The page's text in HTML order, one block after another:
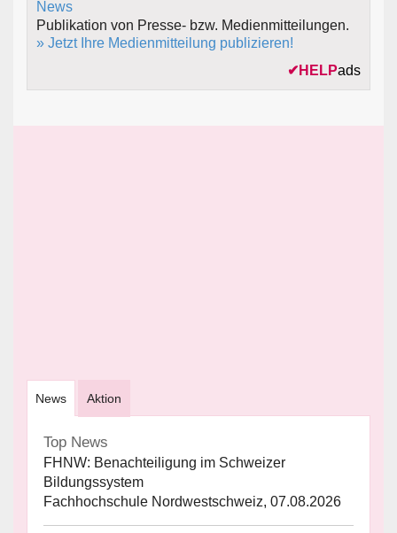
Publikation von Presse- bzw. Medienmitteilungen.
» Jetzt Ihre Medienmitteilung publizieren!
✔ HELPads
News Aktion
Top News
FHNW: Benachteiligung im Schweizer
Bildungssystem
Fachhochschule Nordwestschweiz, 07.08.2026